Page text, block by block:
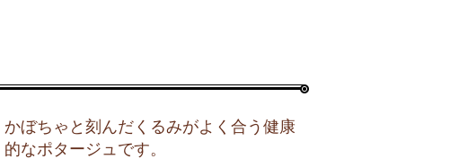
かぼちゃと刻んだくるみがよく合う健康
的なポタージュです。